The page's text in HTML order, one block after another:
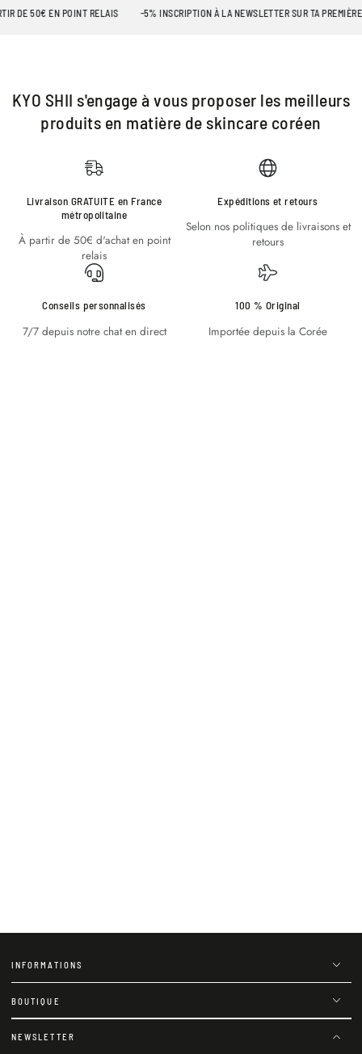
DE 50€ EN POINT RELAIS -5% INSCRIPTION À LA NEWSLETTER SUR TA PREMIÈRE
KYO SHII s'engage à vous proposer les meilleurs
produits en matière de skincare coréen
Livraison GRATUITE en France
métropolitaine
À partir de 50€ d'achat en point
relais
Expéditions et retours
Selon nos politiques de livraisons et
retours
Conseils personnalisés
7/7 depuis notre chat en direct
100 % Original
Importée depuis la Corée
INFORMATIONS
BOUTIQUE
NEWSLETTER